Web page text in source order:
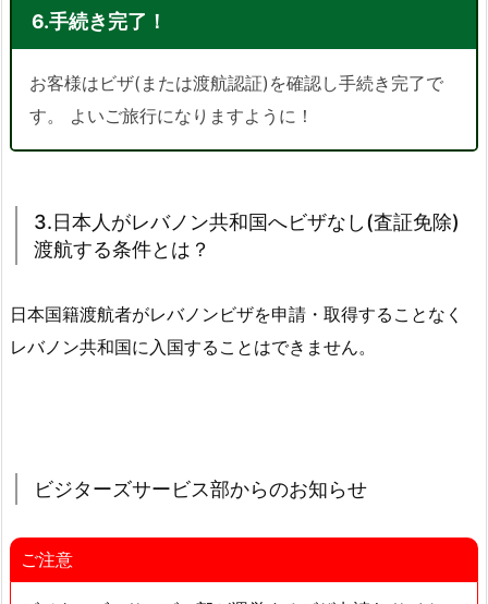
6.手続き完了！
お客様はビザ(または渡航認証)を確認し手続き完了で
す。 よいご旅行になりますように！
3.日本人がレバノン共和国へビザなし(査証免除)
渡航する条件とは？
日本国籍渡航者がレバノンビザを申請・取得することなく
レバノン共和国に入国することはできません。
ビジターズサービス部からのお知らせ
ご注意